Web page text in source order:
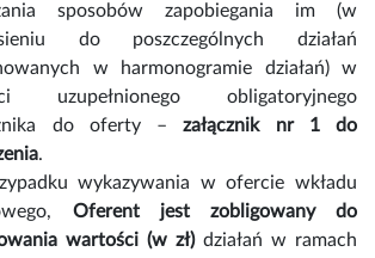
sposobów zapobiegania im (w
do poszczególnych działań
w harmonogramie działań) w
uzupełnionego obligatoryjnego
do oferty – załącznik nr 1 do
.
wykazywania w ofercie wkładu
Oferent jest zobligowany do
wartości (w zł)działań w ramach